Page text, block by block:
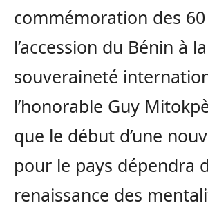
commémoration des
l’accession du Bénin à la
souveraineté
l’honorable Guy
que le début d’une
pour le pays dépendra
renaissance des